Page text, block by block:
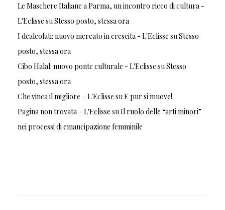
Le Maschere Italiane a Parma, un incontro ricco di cultura -
L'Eclisse su Stesso posto, stessa ora
I dealcolati: nuovo mercato in crescita - L'Eclisse su Stesso
posto, stessa ora
Cibo Halal: nuovo ponte culturale - L'Eclisse su Stesso
posto, stessa ora
Che vinca il migliore – L'Eclisse su E pur si muove!
Pagina non trovata – L'Eclisse su Il ruolo delle “arti minori”
nei processi di emancipazione femminile